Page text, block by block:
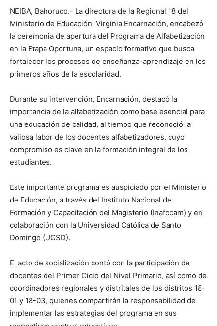
NEIBA, Bahoruco.- La directora de la Regional 18 del
Ministerio de Educación, Virginia Encarnación, encabezó
la ceremonia de apertura del Programa de Alfabetización
en la Etapa Oportuna, un espacio formativo que busca
fortalecer los procesos de enseñanza-aprendizaje en los
primeros años de la escolaridad.
Durante su intervención, Encarnación, destacó la
importancia de la alfabetización como base esencial para
una educación de calidad, al tiempo que reconoció la
valiosa labor de los docentes alfabetizadores, cuyo
compromiso es clave en la formación integral de los
estudiantes.
Este importante programa es auspiciado por el Ministerio
de Educación, a través del Instituto Nacional de
Formación y Capacitación del Magisterio (Inafocam) y en
colaboración con la Universidad Católica de Santo
Domingo (UCSD).
El acto de socialización contó con la participación de
docentes del Primer Ciclo del Nivel Primario, así como de
coordinadores regionales y distritales de los distritos 18-
01 y 18-03, quienes compartirán la responsabilidad de
implementar las estrategias del programa en sus